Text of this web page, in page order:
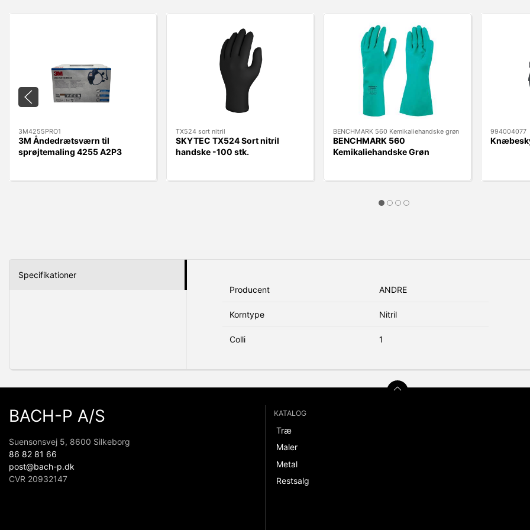
3M4255PRO1
3M Åndedrætsværn til
sprøjtemaling 4255 A2P3
TX524 sort nitril
SKYTEC TX524 Sort nitril
handske -100 stk.
BENCHMARK 560 Kemikaliehandske grøn
BENCHMARK 560
Kemikaliehandske Grøn
994004077
Specifikationer
Producent
ANDRE
Korntype Nitril
Colli 1
BACH-P A/S
Suensonsvej 5, 8600 Silkeborg
86 82 81 66
post@bach-p.dk
CVR 20932147
KATALOG
Træ
Maler
Metal
Restsalg